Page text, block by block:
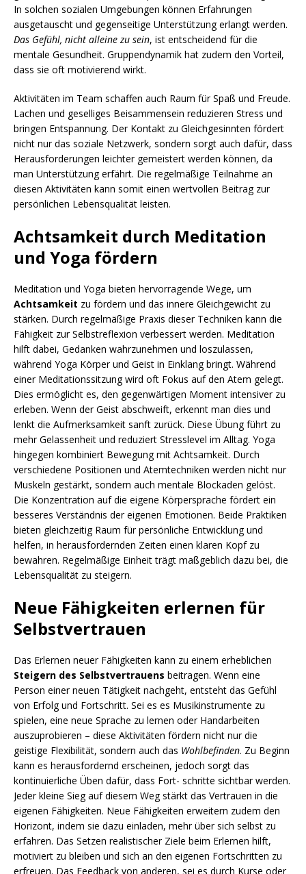
In solchen sozialen Umgebungen können Erfahrungen
ausgetauscht und gegenseitige Unterstützung erlangt werden.
Das Gefühl, nicht alleine zu sein, ist entscheidend für die
mentale Gesundheit. Gruppendynamik hat zudem den Vorteil,
dass sie oft motivierend wirkt.
Aktivitäten im Team schaffen auch Raum für Spaß und Freude.
Lachen und geselliges Beisammensein reduzieren Stress und
bringen Entspannung. Der Kontakt zu Gleichgesinnten fördert
nicht nur das soziale Netzwerk, sondern sorgt auch dafür, dass
Herausforderungen leichter gemeistert werden können, da
man Unterstützung erfährt. Die regelmäßige Teilnahme an
diesen Aktivitäten kann somit einen wertvollen Beitrag zur
persönlichen Lebensqualität leisten.
Achtsamkeit durch Meditation
und Yoga fördern
Meditation und Yoga bieten hervorragende Wege, um
Achtsamkeit zu fördern und das innere Gleichgewicht zu
stärken. Durch regelmäßige Praxis dieser Techniken kann die
Fähigkeit zur Selbstreflexion verbessert werden. Meditation
hilft dabei, Gedanken wahrzunehmen und loszulassen,
während Yoga Körper und Geist in Einklang bringt. Während
einer Meditationssitzung wird oft Fokus auf den Atem gelegt.
Dies ermöglicht es, den gegenwärtigen Moment intensiver zu
erleben. Wenn der Geist abschweift, erkennt man dies und
lenkt die Aufmerksamkeit sanft zurück. Diese Übung führt zu
mehr Gelassenheit und reduziert Stresslevel im Alltag. Yoga
hingegen kombiniert Bewegung mit Achtsamkeit. Durch
verschiedene Positionen und Atemtechniken werden nicht nur
Muskeln gestärkt, sondern auch mentale Blockaden gelöst.
Die Konzentration auf die eigene Körpersprache fördert ein
besseres Verständnis der eigenen Emotionen. Beide Praktiken
bieten gleichzeitig Raum für persönliche Entwicklung und
helfen, in herausfordernden Zeiten einen klaren Kopf zu
bewahren. Regelmäßige Einheit trägt maßgeblich dazu bei, die
Lebensqualität zu steigern.
Neue Fähigkeiten erlernen für
Selbstvertrauen
Das Erlernen neuer Fähigkeiten kann zu einem erheblichen
Steigern des Selbstvertrauens beitragen. Wenn eine
Person einer neuen Tätigkeit nachgeht, entsteht das Gefühl
von Erfolg und Fortschritt. Sei es es Musikinstrumente zu
spielen, eine neue Sprache zu lernen oder Handarbeiten
auszuprobieren – diese Aktivitäten fördern nicht nur die
geistige Flexibilität, sondern auch das Wohlbefinden. Zu Beginn
kann es herausfordernd erscheinen, jedoch sorgt das
kontinuierliche Üben dafür, dass Fort- schritte sichtbar werden.
Jeder kleine Sieg auf diesem Weg stärkt das Vertrauen in die
eigenen Fähigkeiten. Neue Fähigkeiten erweitern zudem den
Horizont, indem sie dazu einladen, mehr über sich selbst zu
erfahren. Das Setzen realistischer Ziele beim Erlernen hilft,
motiviert zu bleiben und sich an den eigenen Fortschritten zu
erfreuen. Das Feedback von anderen, sei es durch Kurse oder